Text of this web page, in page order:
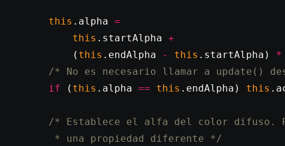
        this
.alpha =
            this
.startAlpha +
            (
this .endAlpha - this .startAlpha) *
/* No es necesario llamar a update()
        if
( this .alpha == this .endAlpha) this
/* Establece el alfa del color difuso.
         * una propiedad diferente */